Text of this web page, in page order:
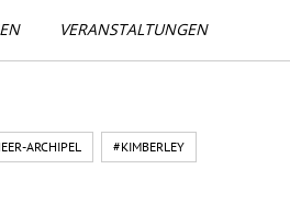
VERANSTALTUNGEN
ARCHIPEL #KIMBERLEY